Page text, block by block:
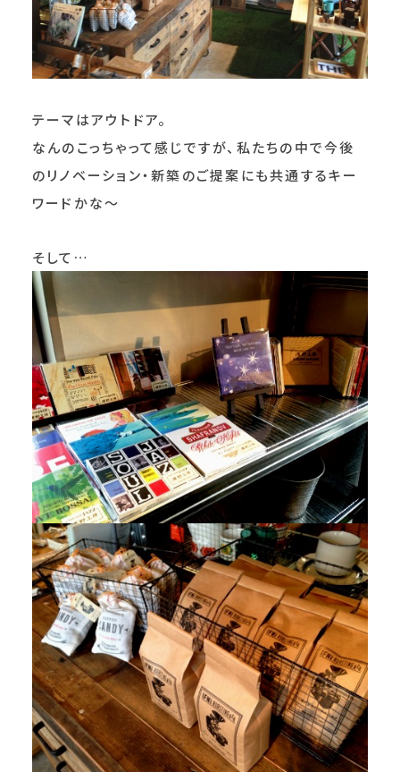
テーマはアウトドア。
なんのこっちゃって感じですが、私たちの中で今後
のリノベーション・新築のご提案にも共通するキー
ワードかな～
そして…